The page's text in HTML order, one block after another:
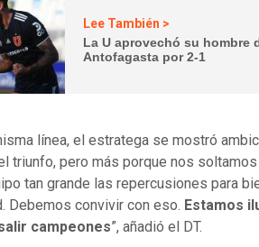
Lee También >
La U aprovechó su hombre
Antofagasta por 2-1
línea, el estratega se mostró
triunfo, pero más porque nos
tan grande las repercusiones para
Debemos convivir con eso. Estamos
campeones”, añadió el DT.